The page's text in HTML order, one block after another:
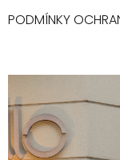
PODMÍNKY